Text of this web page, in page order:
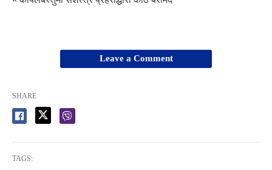
Leave a Comment
SHARE
TAGS: